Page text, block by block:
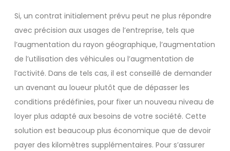
Si, un contrat initialement prévu peut ne plus répondre
avec précision aux usages de l’entreprise, tels que
l’augmentation du rayon géographique, l’augmentation
de l’utilisation des véhicules ou l’augmentation de
l’activité. Dans de tels cas, il est conseillé de demander
un avenant au loueur plutôt que de dépasser les
conditions prédéfinies, pour fixer un nouveau niveau de
loyer plus adapté aux besoins de votre société. Cette
solution est beaucoup plus économique que de devoir
payer des kilomètres supplémentaires. Pour s’assurer